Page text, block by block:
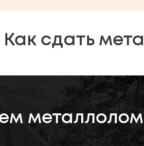
Как сдать